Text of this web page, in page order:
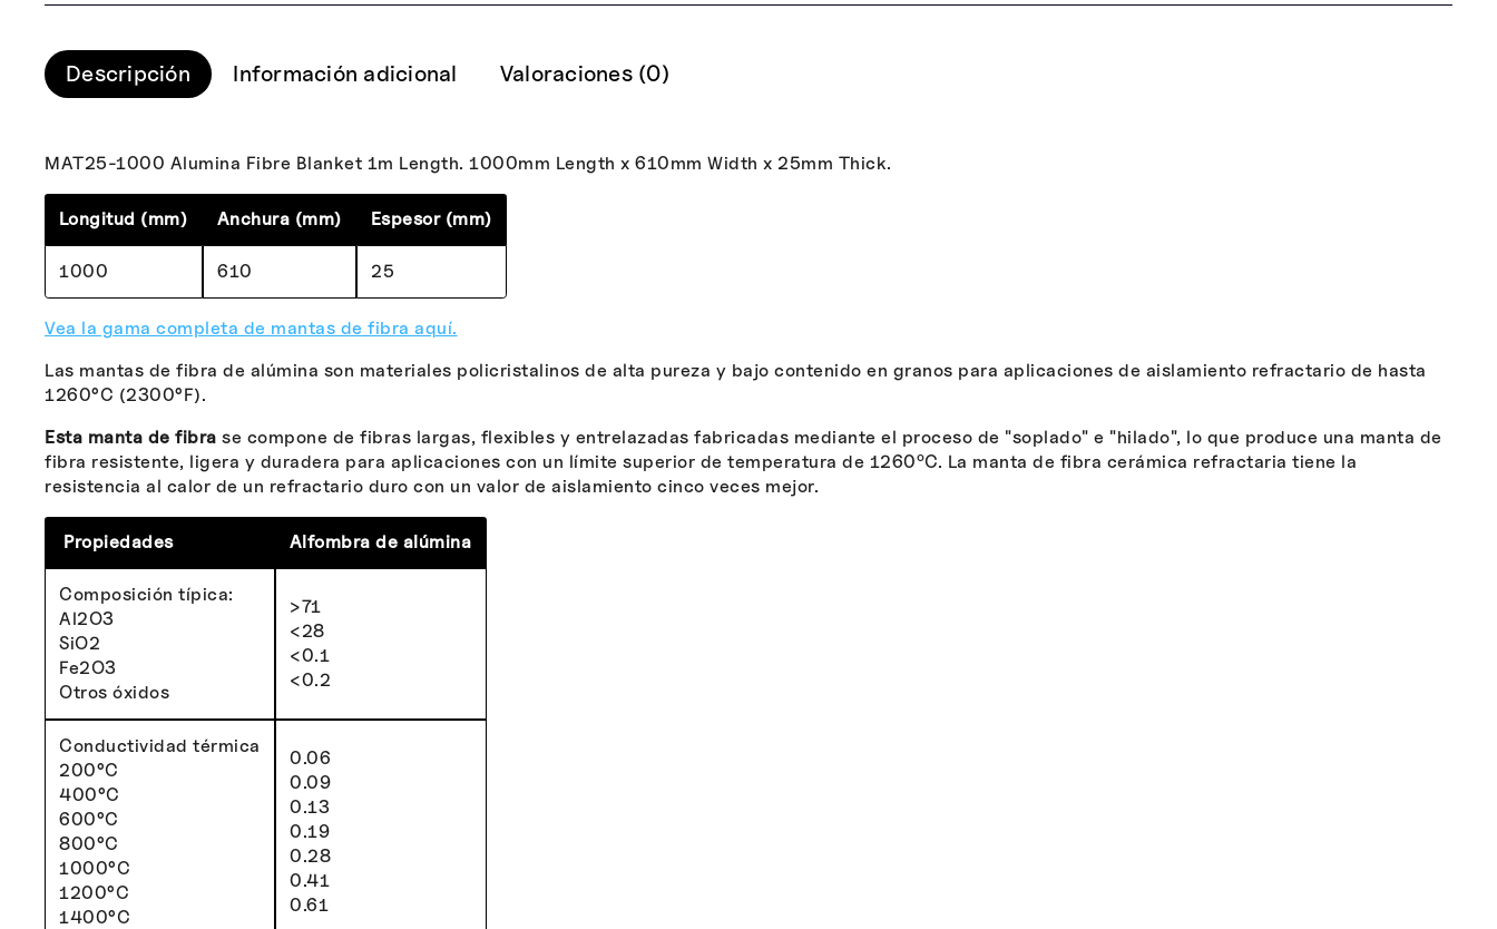
Descripción Información adicional Valoraciones (0)
MAT25-1000 Alumina Fibre Blanket 1m Length. 1000mm Length x 610mm Width x 25mm Thick.
Longitud (mm) Anchura (mm) Espesor (mm)
1000 610 25
Vea la gama completa de mantas de fibra aquí.
Las mantas de fibra de alúmina son materiales policristalinos de alta pureza y bajo contenido en granos para aplicaciones de aislamiento refractario de hasta
1260°C (2300°F).
Esta manta de fibra se compone de fibras largas, flexibles y entrelazadas fabricadas mediante el proceso de "soplado" e "hilado", lo que produce una manta de
fibra resistente, ligera y duradera para aplicaciones con un límite superior de temperatura de 1260oC. La manta de fibra cerámica refractaria tiene la
resistencia al calor de un refractario duro con un valor de aislamiento cinco veces mejor.
Propiedades Alfombra de alúmina
Composición típica:
Al2O3
SiO2
Fe2O3
Otros óxidos
>71
<28
<0.1
<0.2
Conductividad térmica
200°C
400°C
600°C
800°C
1000°C
1200°C
1400°C
0.06
0.09
0.13
0.19
0.28
0.41
0.61